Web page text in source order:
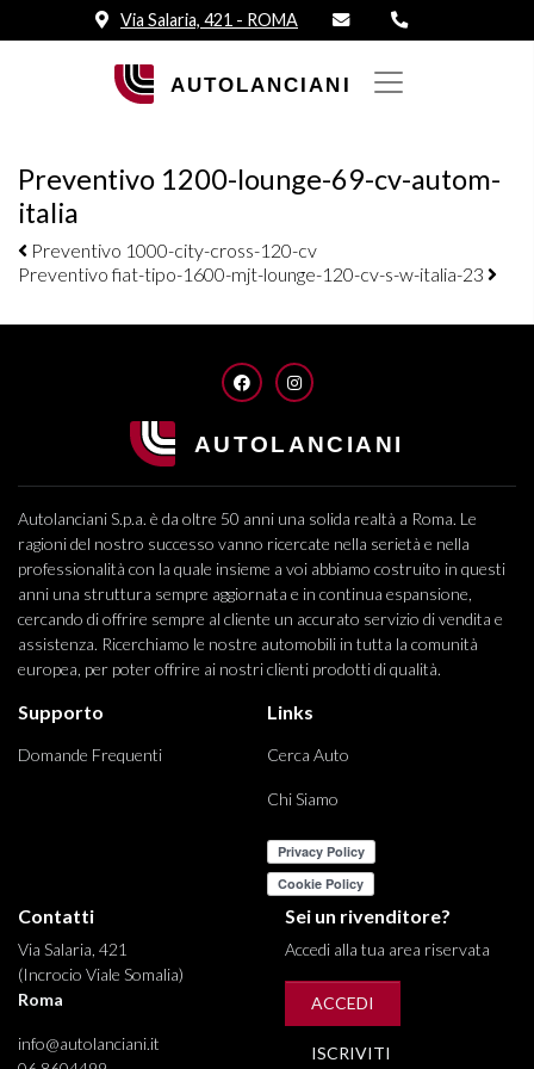
Via Salaria, 421 - ROMA
Preventivo 1200-lounge-69-cv-autom-
italia
Navigazione elementi
Preventivo 1000-city-cross-120-cv
Preventivo fiat-tipo-1600-mjt-lounge-120-cv-s-w-italia-23
FACEBOOKINSTAGRAM
Autolanciani S.p.a. è da oltre 50 anni una solida realtà a Roma. Le
ragioni del nostro successo vanno ricercate nella serietà e nella
professionalità con la quale insieme a voi abbiamo costruito in questi
anni una struttura sempre aggiornata e in continua espansione,
cercando di offrire sempre al cliente un accurato servizio di vendita e
assistenza. Ricerchiamo le nostre automobili in tutta la comunità
europea, per poter offrire ai nostri clienti prodotti di qualità.
Supporto
Domande Frequenti
Links
Cerca Auto
Chi Siamo
Contatti
Via Salaria, 421
(Incrocio Viale Somalia)
Roma
info@autolanciani.it
Sei un rivenditore?
Accedi alla tua area riservata
ACCEDI
ISCRIVITI